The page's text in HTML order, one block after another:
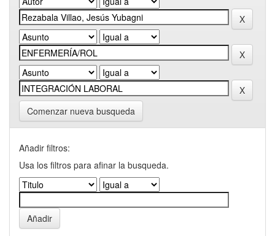
Comenzar nueva busqueda
Añadir filtros:
Usa los filtros para afinar la busqueda.